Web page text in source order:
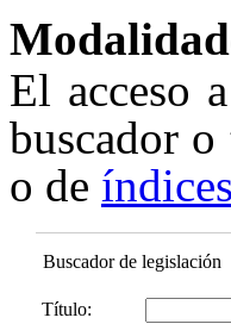
El acceso
buscador
o de
Buscador de legislación
Título: